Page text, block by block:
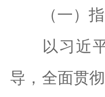
（一）指
以习近平
导，全面贯